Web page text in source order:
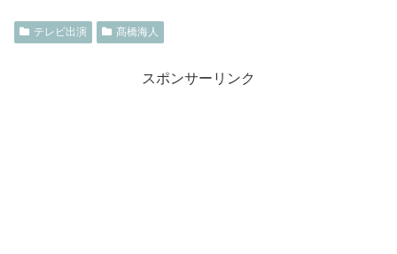
テレビ出演 髙橋海人
スポンサーリンク